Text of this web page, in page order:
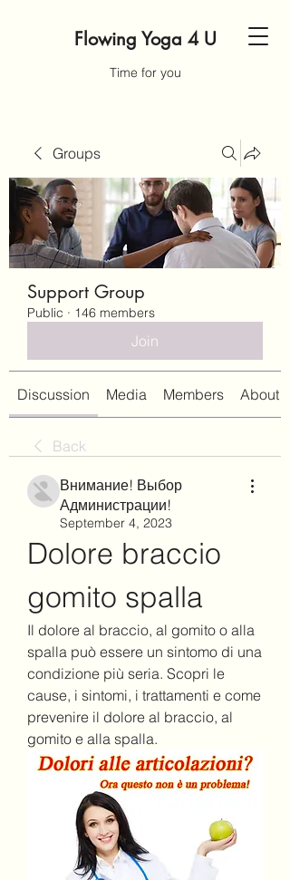
Flowing Yoga 4 U
Time for you
Groups
Support Group
Public · 146 members
Join
Discussion Media Members About
Back
Внимание! Выбор
Администрации!
September 4, 2023
Dolore braccio
gomito spalla
Il dolore al braccio, al gomito o alla
spalla può essere un sintomo di una
condizione più seria. Scopri le
cause, i sintomi, i trattamenti e come
prevenire il dolore al braccio, al
gomito e alla spalla.